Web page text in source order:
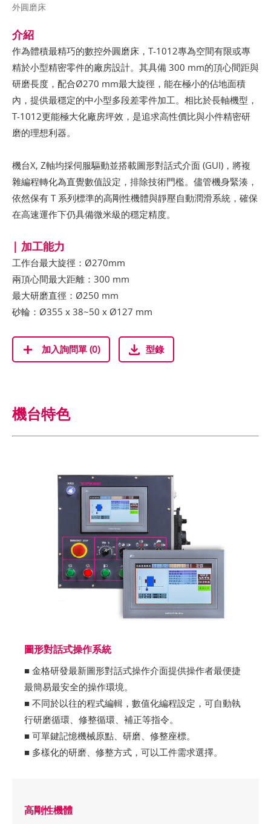
外圓磨床
介紹
作為體積最精巧的數控外圓磨床，T-1012專為空間有限或專
精於小型精密零件的廠房設計。其具備 300 mm的頂心間距與
研磨長度，配合Ø270 mm最大旋徑，能在極小的佔地面積
內，提供最穩定的中小型多段差零件加工。相比於長軸機型，
T-1012更能極大化廠房坪效，是追求高性價比與小件精密研
磨的理想利器。
機台X, Z軸均採伺服驅動並搭載圖形對話式介面 (GUI)，將複
雜編程轉化為直覺數值設定，排除技術門檻。儘管機身緊湊，
依然保有 T 系列標準的高剛性機體與靜壓自動潤滑系統，確保
在高速運作下仍具備微米級的穩定精度。
| 加工能力
工作台最大旋徑：Ø270mm
兩頂心間最大距離：300 mm
最大研磨直徑：Ø250 mm
砂輪：Ø355 x 38~50 x Ø127 mm
加入詢問單 (0) 型錄
機台特色
圖形對話式操作系統
■ 金格研發最新圖形對話式操作介面提供操作者最便捷
最簡易最安全的操作環境。
■ 不同於以往的程式編輯，數值化編程設定，可自動執
行研磨循環、修整循環、補正等指令。
■ 可單鍵記憶機械原點、研磨、修整座標。
■ 多樣化的研磨、修整方式，可以工件需求選擇。
高剛性機體